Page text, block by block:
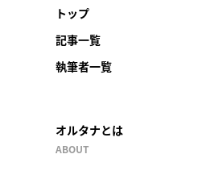
トップ
記事一覧
執筆者一覧
オルタナとは
ABOUT